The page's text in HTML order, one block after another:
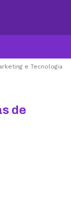
e Tecnologia
de